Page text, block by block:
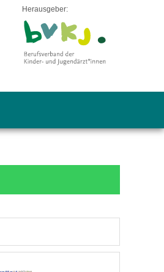
Herausgeber: